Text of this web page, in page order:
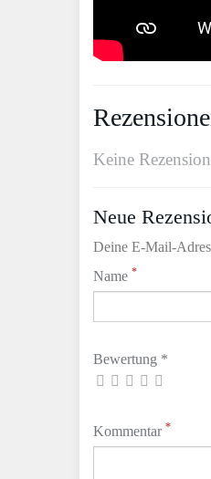
Keine
Neue
Deine E-Mail-
Name *
Bewertung *
Kommentar *